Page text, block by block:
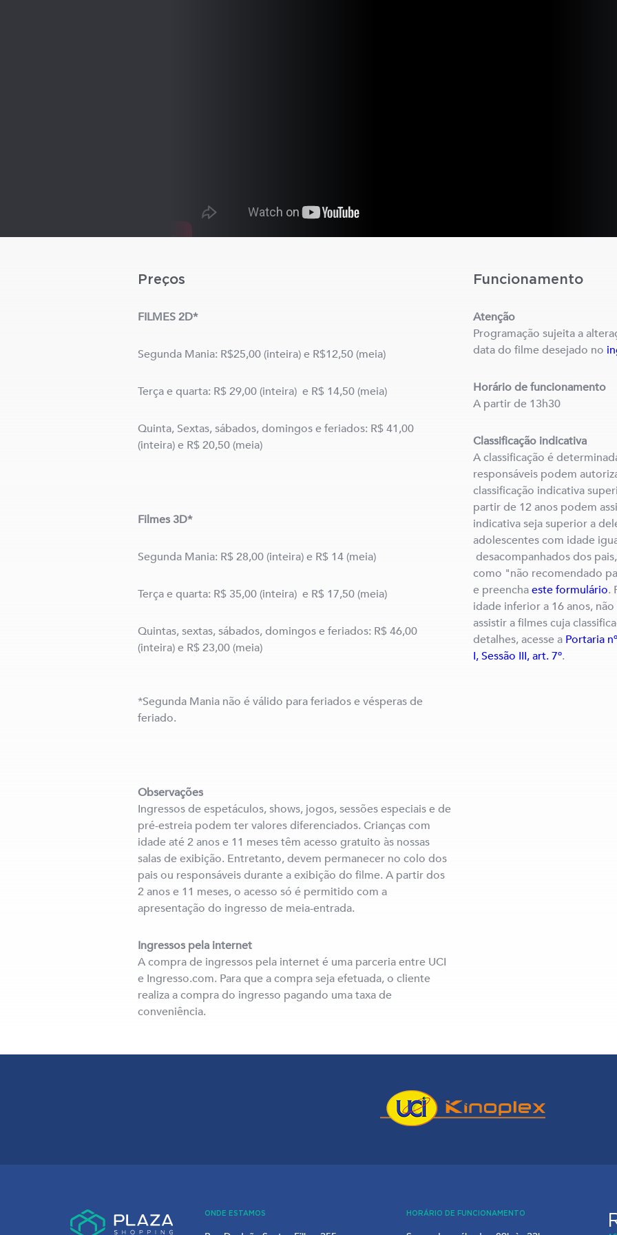
Preços
FILMES 2D*
Segunda Mania: R$25,00 (inteira) e R$12,50 (meia)
Terça e quarta: R$ 29,00 (inteira) e R$ 14,50 (meia)
Quinta, Sextas, sábados, domingos e feriados: R$ 41,00
(inteira) e R$ 20,50 (meia)
Filmes 3D*
Segunda Mania: R$ 28,00 (inteira) e R$ 14 (meia)
Terça e quarta: R$ 35,00 (inteira) e R$ 17,50 (meia)
Quintas, sextas, sábados, domingos e feriados: R$ 46,00
(inteira) e R$ 23,00 (meia)
*Segunda Mania não é válido para feriados e vésperas de
feriado.
Observações
Ingressos de espetáculos, shows, jogos, sessões especiais e de
pré-estreia podem ter valores diferenciados. Crianças com
idade até 2 anos e 11 meses têm acesso gratuito às nossas
salas de exibição. Entretanto, devem permanecer no colo dos
pais ou responsáveis durante a exibição do filme. A partir dos
2 anos e 11 meses, o acesso só é permitido com a
apresentação do ingresso de meia-entrada.
Ingressos pela internet
A compra de ingressos pela internet é uma parceria entre UCI
e Ingresso.com. Para que a compra seja efetuada, o cliente
realiza a compra do ingresso pagando uma taxa de
conveniência.
Funcionamento
Atenção
Programação sujeita a
data do filme desejado no
Horário de funcionamento
A partir de 13h30
Classificação indicativa
A classificação é
responsáveis podem
classificação indicativa
partir de 12 anos podem
indicativa seja superior a
adolescentes com idade
desacompanhados dos
como "não recomendado
e preenchaeste formulário.
idade inferior a 16 anos,
assistir a filmes cuja
detalhes, acesse a Portaria
I, Sessão III, art. 7º.
ONDE ESTAMOS HORÁRIO DE FUNCIONAMENTO